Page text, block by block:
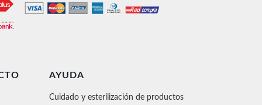
AYUDA
Cuidado y esterilización de productos